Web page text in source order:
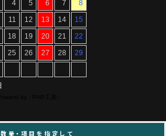
数量・項目を指定して